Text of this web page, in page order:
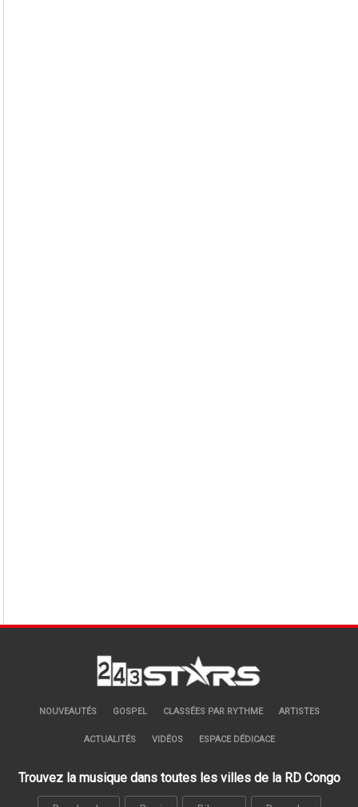
NOUVEAUTÉS GOSPEL CLASSÉES PAR RYTHME ARTISTES
ACTUALITÉS VIDÉOS ESPACE DÉDICACE
Trouvez la musique dans toutes les villes de la RD Congo